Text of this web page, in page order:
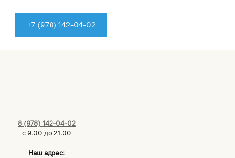
+7 (978) 142-04-02
8 (978) 142-04-02
с 9.00 до 21.00
Наш адрес: